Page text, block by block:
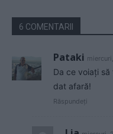
6 COMENTARII
Pataki
Da ce voiați
dat afară!
Răspundeți